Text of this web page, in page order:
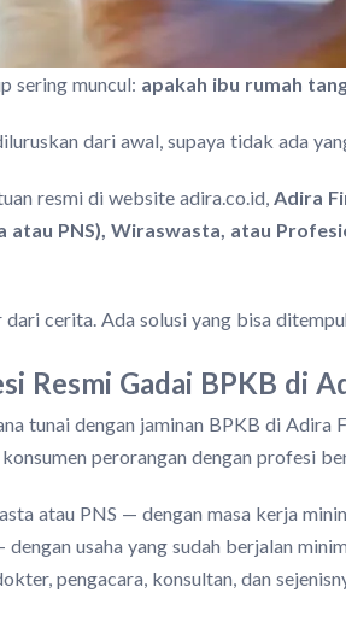
sering muncul: apakah ibu rumah
dari awal, supaya tidak ada
resmi di website adira.co.id, Adira
atau PNS), Wiraswasta, atau
cerita. Ada solusi yang bisa
Resmi Gadai BPKB di
tunai dengan jaminan BPKB di Adira
perorangan dengan profesi
atau PNS — dengan masa kerja
usaha yang sudah berjalan
pengacara, konsultan, dan